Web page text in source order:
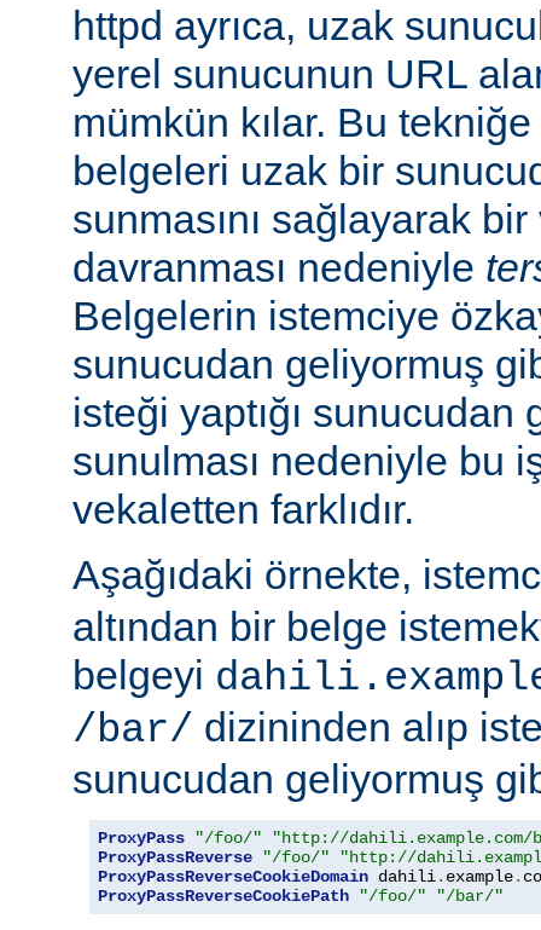
httpd ayrıca, uzak
yerel sunucunun URL
mümkün kılar. Bu
belgeleri uzak bir
sunmasını sağlayarak
davranması nedeniyle
Belgelerin istemciye
sunucudan geliyormuş
isteği yaptığı sunucudan
sunulması nedeniyle bu
vekaletten farklıdır.
Aşağıdaki örnekte,
altından bir belge
belgeyi
/bar/ dizininden alıp
sunucudan geliyormuş
ProxyPass "/foo/"
"http://dahili.example.com/
ProxyPassReverse
"/foo/"
"http://
ProxyPassReverseCookieDomain dahili. example.
ProxyPassReverseCookiePath
"/foo/" "/bar/"